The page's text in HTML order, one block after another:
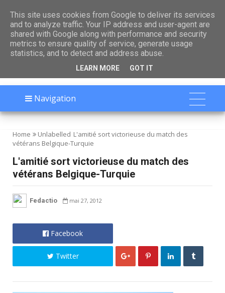

Navigation
Home Unlabelled L'amitié sort victorieuse du match des
vétérans Belgique-Turquie
L'amitié sort victorieuse du match des
vétérans Belgique-Turquie
Fedactio mai 27, 2012
Facebook
Twitter
This site uses cookies from Google to deliver its services
and to analyze traffic. Your IP address and user-agent are
shared with Google along with performance and security
metrics to ensure quality of service, generate usage
statistics, and to detect and address abuse.
LEARN MORE GOT IT